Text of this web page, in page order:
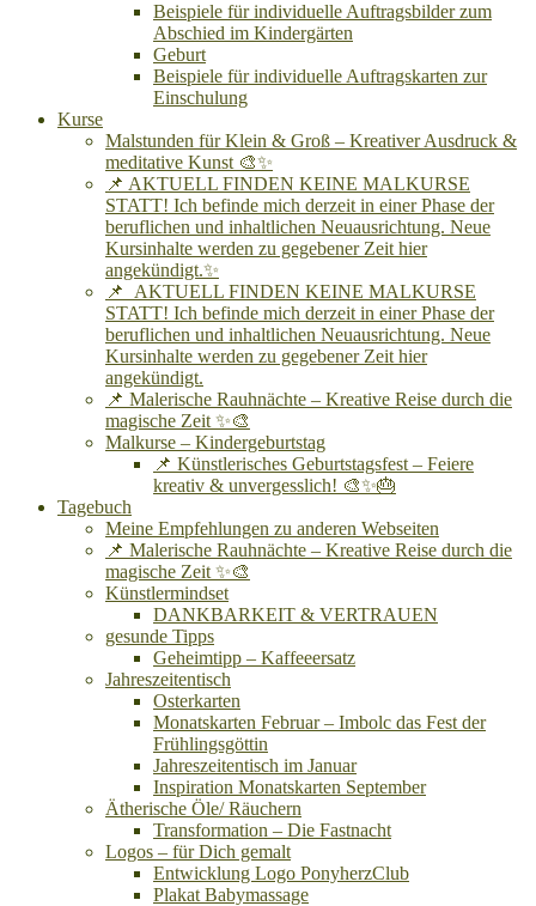
Beispiele für individuelle Auftragsbilder zum
Abschied im Kindergärten
Geburt
Beispiele für individuelle Auftragskarten zur
Einschulung
Kurse
Malstunden für Klein & Groß – Kreativer Ausdruck &
meditative Kunst 🎨✨
📌 AKTUELL FINDEN KEINE MALKURSE
STATT! Ich befinde mich derzeit in einer Phase der
beruflichen und inhaltlichen Neuausrichtung. Neue
Kursinhalte werden zu gegebener Zeit hier
angekündigt.✨
📌 AKTUELL FINDEN KEINE MALKURSE
STATT! Ich befinde mich derzeit in einer Phase der
beruflichen und inhaltlichen Neuausrichtung. Neue
Kursinhalte werden zu gegebener Zeit hier
angekündigt.
📌 Malerische Rauhnächte – Kreative Reise durch die
magische Zeit ✨🎨
Malkurse – Kindergeburtstag
📌 Künstlerisches Geburtstagsfest – Feiere
kreativ & unvergesslich! 🎨✨🎂
Tagebuch
Meine Empfehlungen zu anderen Webseiten
📌 Malerische Rauhnächte – Kreative Reise durch die
magische Zeit ✨🎨
Künstlermindset
DANKBARKEIT & VERTRAUEN
gesunde Tipps
Geheimtipp – Kaffeeersatz
Jahreszeitentisch
Osterkarten
Monatskarten Februar – Imbolc das Fest der
Frühlingsgöttin
Jahreszeitentisch im Januar
Inspiration Monatskarten September
Ätherische Öle/ Räuchern
Transformation – Die Fastnacht
Logos – für Dich gemalt
Entwicklung Logo PonyherzClub
Plakat Babymassage